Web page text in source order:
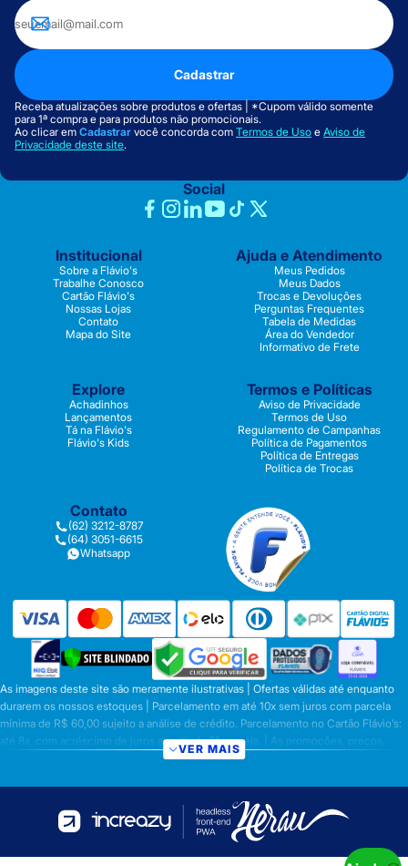
Cadastrar
Receba atualizações sobre produtos e ofertas | *Cupom válido somente
para 1ª compra e para produtos não promocionais.
Ao clicar em Cadastrar você concorda com Termos de Uso e Aviso de
Privacidade deste site.
Social
Institucional
Sobre a Flávio's
Trabalhe Conosco
Cartão Flávio's
Nossas Lojas
Contato
Mapa do Site
Ajuda e Atendimento
Meus Pedidos
Meus Dados
Trocas e Devoluções
Perguntas Frequentes
Tabela de Medidas
Área do Vendedor
Informativo de Frete
Explore
Achadinhos
Lançamentos
Tá na Flávio's
Flávio's Kids
Termos e Políticas
Aviso de Privacidade
Termos de Uso
Regulamento de Campanhas
Política de Pagamentos
Política de Entregas
Política de Trocas
Contato
(62) 3212-8787
(64) 3051-6615
Whatsapp
As imagens deste site são meramente ilustrativas | Ofertas válidas até enquanto
durarem os nossos estoques | Parcelamento em até 10x sem juros com parcela
mínima de R$ 60,00 sujeito a análise de crédito. Parcelamento no Cartão Flávio’s:
até 8x, com acréscimo de juros a partir da 6ª parcela. | As promoções, preços,
parcelamentos e condições de pagamento são válidas apenas para compras
preços válidos para os produtos serão aqueles exibidos no ato da conclusão da
operação, conforme exibição, e desde que haja disponibilidade dos produtos |
Frete Grátis para compras em Goiás, DF com pedido mínimo de R$ 349,90,
demais Regiões do Brasil valor mínimo de R$ R$ 349,90. Promoção de Frete
VER MAIS